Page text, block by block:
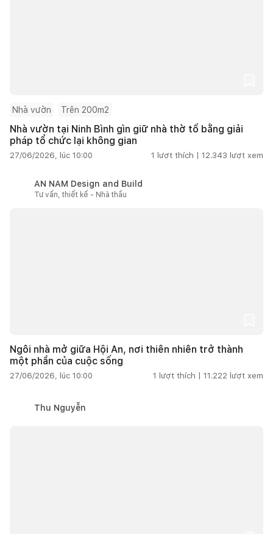
Nhà vườn Trên 200m2
Nhà vườn tại Ninh Bình gìn giữ nhà thờ tổ bằng giải
pháp tổ chức lại không gian
27/06/2026, lúc 10:00 1 lượt thích | 12.343 lượt xem
AN NAM Design and Build
Tư vấn, thiết kế - Nhà thầu
Ngôi nhà mở giữa Hội An, nơi thiên nhiên trở thành
một phần của cuộc sống
27/06/2026, lúc 10:00 1 lượt thích | 11.222 lượt xem
Thu Nguyễn